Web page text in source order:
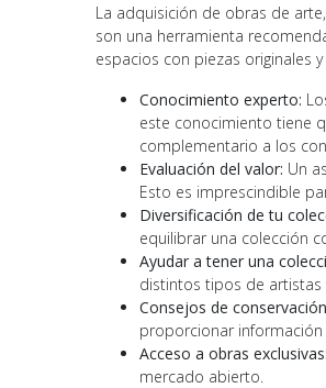
La adquisición de obras de
son una herramienta
espacios con piezas originales
Conocimiento experto:
este conocimiento tiene
complementario a los
Evaluación del valor: Un
Esto es imprescindible
Diversificación de tu
equilibrar una colección
Ayudar a tener una
distintos tipos de
Consejos de
proporcionar
Acceso a obras exclusivas:
mercado abierto.